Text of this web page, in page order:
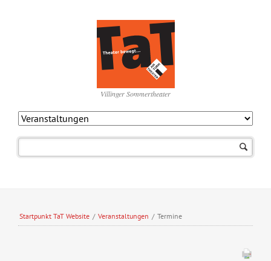
Villinger Sommertheater
Startpunkt TaT Website / Veranstaltungen / Termine